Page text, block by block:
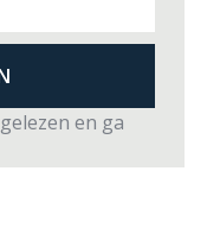
gelezen en ga